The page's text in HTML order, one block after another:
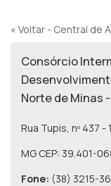
« Voltar - Central de
Consórcio
Norte de Minas
Rua Tupis, nº 437
MG CEP: 39.401-
Fone: (38) 3215-